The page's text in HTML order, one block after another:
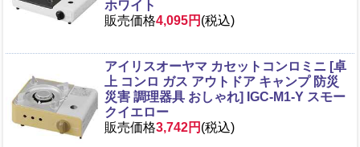
ホワイト
販売価格4,095円 (税込)
アイリスオーヤマ カセットコンロミニ [卓
上 コンロ ガス アウトドア キャンプ 防災
災害 調理器具 おしゃれ] IGC-M1-Y スモー
クイエロー
販売価格3,742円 (税込)